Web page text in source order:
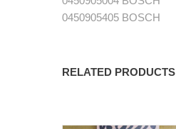
0450905405 BOSCH
RELATED PRODUCTS